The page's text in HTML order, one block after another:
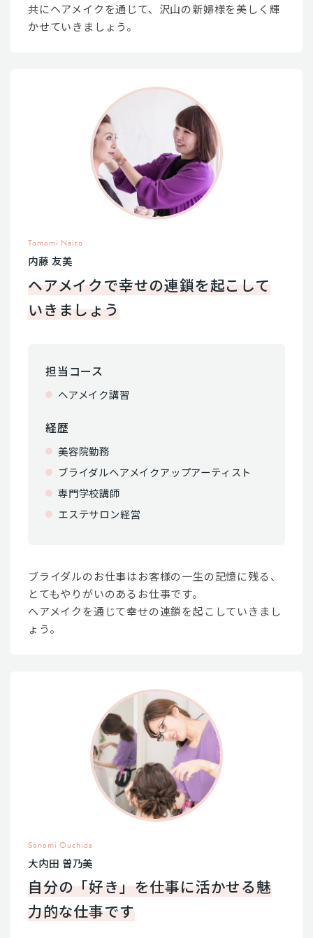
共にヘアメイクを通じて、沢山の新婦様を美しく輝
かせていきましょう。
Tomomi Naito
内藤 友美
ヘアメイクで幸せの連鎖を起こして
いきましょう
担当コース
ヘアメイク講習
経歴
美容院勤務
ブライダルヘアメイクアップアーティスト
専門学校講師
エステサロン経営
ブライダルのお仕事はお客様の一生の記憶に残る、
とてもやりがいのあるお仕事です。
ヘアメイクを通じて幸せの連鎖を起こしていきまし
ょう。
Sonomi Ouchida
大内田 曽乃美
自分の「好き」を仕事に活かせる魅
力的な仕事です